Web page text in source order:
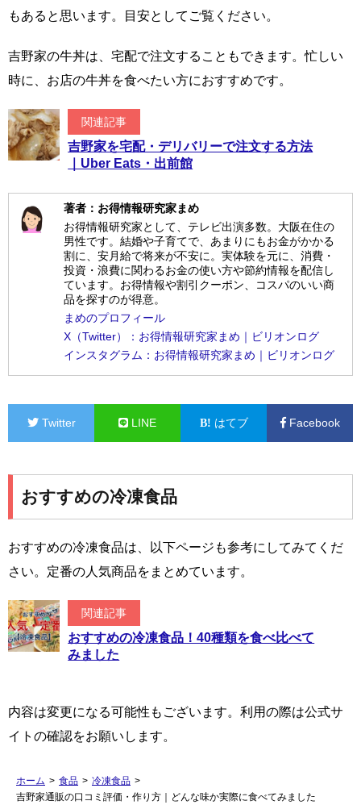
もあると思います。目安としてご覧ください。
吉野家の牛丼は、宅配で注文することもできます。忙しい
時に、お店の牛丼を食べたい方におすすめです。
関連記事
吉野家を宅配・デリバリーで注文する方法
｜Uber Eats・出前館
著者：お得情報研究家まめ
お得情報研究家として、テレビ出演多数。大阪在住の
男性です。結婚や子育てで、あまりにもお金がかかる
割に、安月給で将来が不安に。実体験を元に、消費・
投資・浪費に関わるお金の使い方や節約情報を配信し
ています。お得情報や割引クーポン、コスパのいい商
品を探すのが得意。
まめのプロフィール
X（Twitter）：お得情報研究家まめ｜ビリオンログ
インスタグラム：お得情報研究家まめ｜ビリオンログ
Twitter LINE はてブ Facebook
おすすめの冷凍食品
おすすめの冷凍食品は、以下ページも参考にしてみてくだ
さい。定番の人気商品をまとめています。
関連記事
おすすめの冷凍食品！40種類を食べ比べて
みました
内容は変更になる可能性もございます。利用の際は公式サ
イトの確認をお願いします。
ホーム > 食品 > 冷凍食品 >
吉野家通販の口コミ評価・作り方｜どんな味か実際に食べてみました